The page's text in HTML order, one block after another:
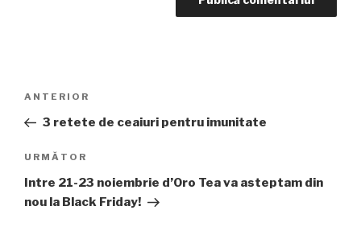
articole
Articolul
anterior
ANTERIOR
3 retete de ceaiuri pentru imunitate
Articolul
următor
URMĂTOR
Intre 21-23 noiembrie d’Oro Tea va asteptam din
nou la Black Friday!